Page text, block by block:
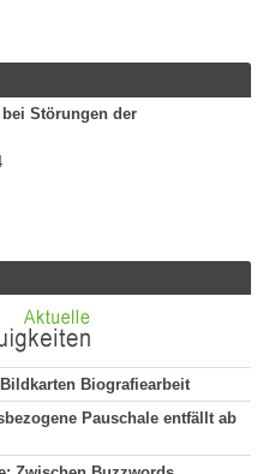
Störungen der
Biografiearbeit
Pauschale entfällt ab